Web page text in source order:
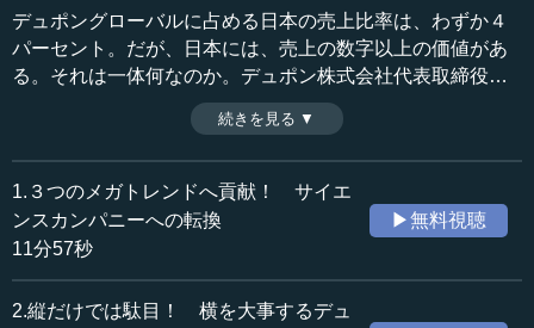
デュポングローバルに占める日本の売上比率は、わずか４
パーセント。だが、日本には、売上の数字以上の価値があ
る。それは一体何なのか。デュポン株式会社代表取締役社
長・田中能之氏が語る日本と世界。（全４話中第２話目、
インタビュアー：大上二三雄氏／エム・アイ・コンサルテ
ィンググループ株式会社代表取締役）
収録日：2014年9月10日
追加日：2015年1月13日
カテゴリー：
ビジネス・経営
≪全文≫
続きを見る ▼
1.３つのメガトレンドへ貢献！ サイエ
ンスカンパニーへの転換
11分57秒
▶無料視聴
2.縦だけでは駄目！ 横を大事するデュ